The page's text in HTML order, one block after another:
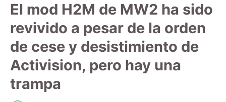
El mod H2M de MW2 ha sido
revivido a pesar de la orden
de cese y desistimiento de
Activision, pero hay una
trampa